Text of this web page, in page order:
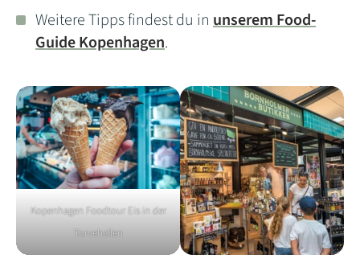
Weitere Tipps findest du in unserem Food-
Guide Kopenhagen.
Kopenhagen Foodtour Eis in der
Torvehallen